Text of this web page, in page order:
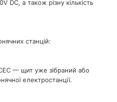
DC, а також різну кількість
станцій:
— щит уже зібраний або
електростанції.